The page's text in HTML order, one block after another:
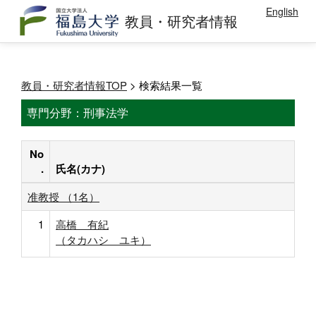
教員・研究者情報 English
教員・研究者情報TOP > 検索結果一覧
専門分野：刑事法学
No
.
氏名(カナ)
准教授 （1名）
1
高橋 有紀
（タカハシ ユキ）